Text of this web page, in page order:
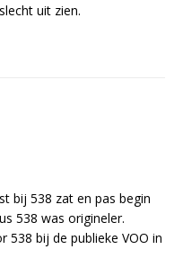
uit zien.
bij 538 zat en pas begin
538 was origineler.
bij de publieke VOO in